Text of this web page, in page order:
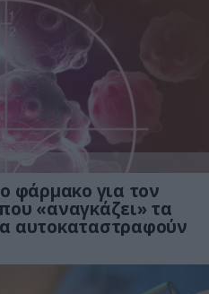
φάρμακο για τον
«αναγκάζει» τα
αυτοκαταστραφούν